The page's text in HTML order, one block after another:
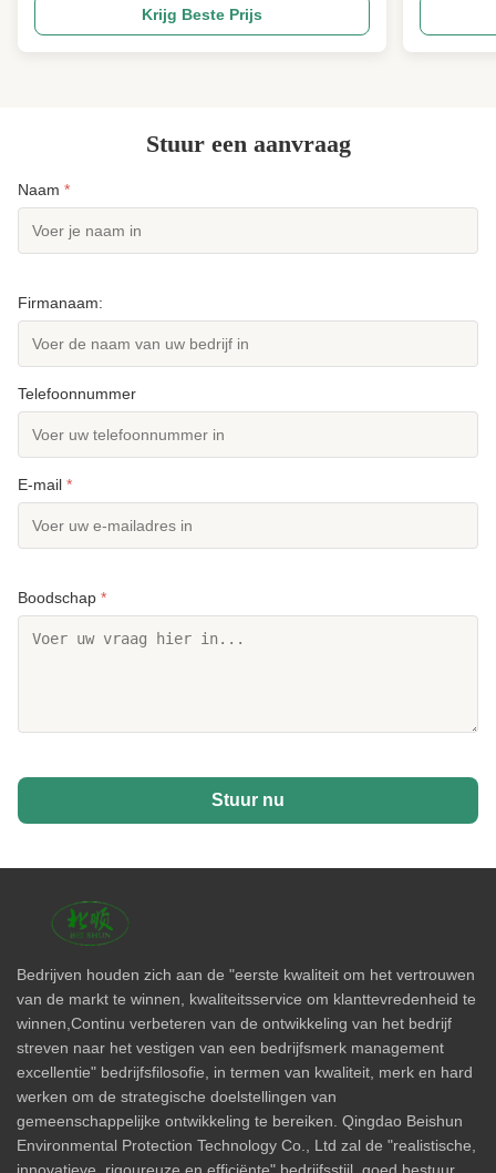
rubber ceramic parts flat vulcanizing machine is a
specialized device used in the manufacturing
process of conductive rubber ceramic components.
Krijg Beste Prijs
options
(Less than
Stuur een aanvraag
Naam *
Firmanaam:
Telefoonnummer
E-mail *
Boodschap *
Stuur nu
Bedrijven houden zich aan de "eerste kwaliteit om het vertrouwen
van de markt te winnen, kwaliteitsservice om klanttevredenheid te
winnen,Continu verbeteren van de ontwikkeling van het bedrijf
streven naar het vestigen van een bedrijfsmerk management
excellentie" bedrijfsfilosofie, in termen van kwaliteit, merk en hard
werken om de strategische doelstellingen van
gemeenschappelijke ontwikkeling te bereiken. Qingdao Beishun
Environmental Protection Technology Co., Ltd zal de "realistische,